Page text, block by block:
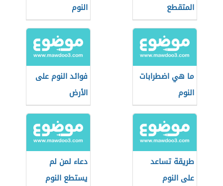
المتقطع
النوم
ما هي اضطرابات
النوم
فوائد النوم على
الأرض
طريقة تساعد
على النوم
دعاء لمن لم
يستطع النوم